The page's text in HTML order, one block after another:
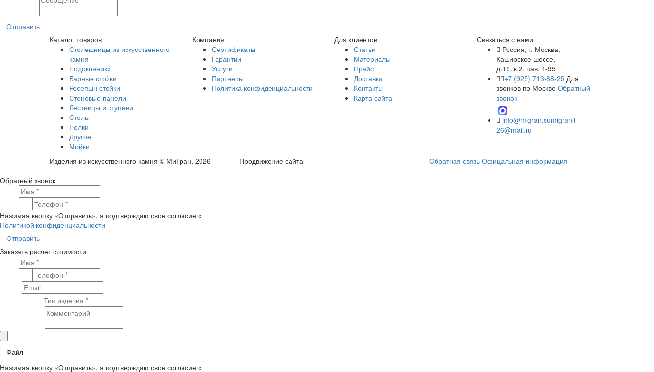
Отправить
Каталог товаров
Столешницы из искусственного
камня
Подоконники
Барные стойки
Ресепшн стойки
Стеновые панели
Лестницы и ступени
Столы
Полки
Другое
Мойки
Компания
Сертификаты
Гарантии
Услуги
Партнеры
Политика конфиденциальности
Для клиентов
Статьи
Материалы
Прайс
Доставка
Контакты
Карта сайта
Связаться с нами
Россия, г. Москва,
Каширское шоссе,
д.19, к.2, пав. 1-95
+7 (925) 713-88-25 Для
звонков по Москве Обратный
звонок
info@migran.sumigran1-
26@mail.ru
Изделия из искусственного камня © МиГран, 2026 Продвижение сайта Обратная связь Офицальная информация
Обратный звонок
Нажимая кнопку «Отправить», я подтверждаю своё согласие с
Политикой конфиденциальности
Отправить
Заказать расчет стоимости
Файл
Нажимая кнопку «Отправить», я подтверждаю своё согласие с